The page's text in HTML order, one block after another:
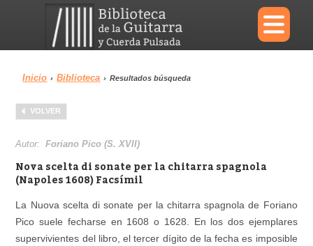
×
Menu
Biblioteca
Reproductor
Inicio › Biblioteca › Resultados búsqueda
VOLVER
Autor:Foriano Pico (S. XVII)
Nova scelta di sonate per la chitarra spagnola
(Napoles 1608) Facsímil
La Nuova scelta di sonate per la chitarra spagnola de Foriano
Pico suele fecharse en 1608 o 1628. En los dos ejemplares
supervivientes del libro, el tercer dígito de la fecha es imposible